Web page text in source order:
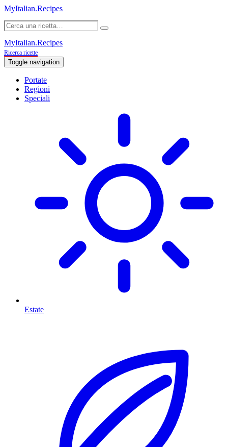
MyItalian.Recipes
MyItalian.Recipes
Ricerca ricette
Toggle navigation
Portate
Regioni
Speciali
Estate